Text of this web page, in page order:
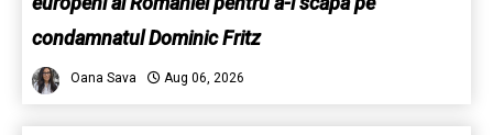
condamnatul Dominic Fritz
Oana Sava Aug 06, 2026